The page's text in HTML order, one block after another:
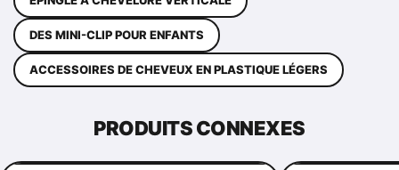
DES MINI-CLIP POUR ENFANTS
ACCESSOIRES DE CHEVEUX EN PLASTIQUE LÉGERS
PRODUITS CONNEXES